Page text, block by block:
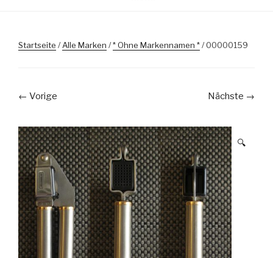
Startseite /Alle Marken /* Ohne Markennamen */ 00000159
← Vorige Nächste →
🔍